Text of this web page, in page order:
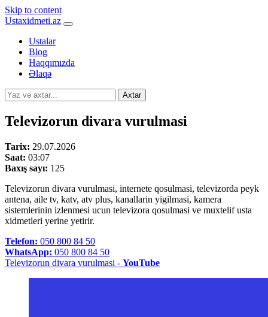
Skip to content
Ustaxidmeti.az
Ustalar
Blog
Haqqımızda
Əlaqə
Axtar
Televizorun divara vurulmasi
Tarix: 29.07.2026
Saat: 03:07
Baxış sayı: 125
Televizorun divara vurulmasi, internete qosulmasi, televizorda peyk
antena, aile tv, katv, atv plus, kanallarin yigilmasi, kamera
sistemlerinin izlenmesi ucun televizora qosulmasi ve muxtelif usta
xidmetleri yerine yetirir.
Telefon: 050 800 84 50
WhatsApp: 050 800 84 50
Televizorun divara vurulmasi - YouTube